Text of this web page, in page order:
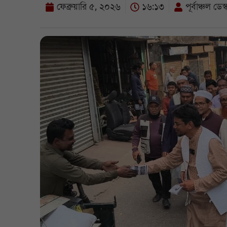
ফেব্রুয়ারি ৫, ২০২৬ ১৬:১৩ পূর্বাঞ্চল